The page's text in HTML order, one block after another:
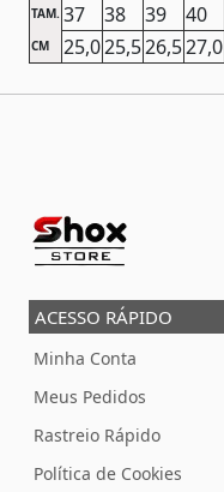
TAM. 37 38 39 40
CM 25,025,526,527,0
ACESSO RÁPIDO
Minha Conta
Meus Pedidos
Rastreio Rápido
Política de Cookies